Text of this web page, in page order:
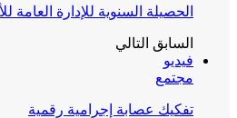
الحصيلة السنوية للإدارة العامة
السابق التالي
فيديو
مجتمع
تفكيك عصابة إجرامية رقمية